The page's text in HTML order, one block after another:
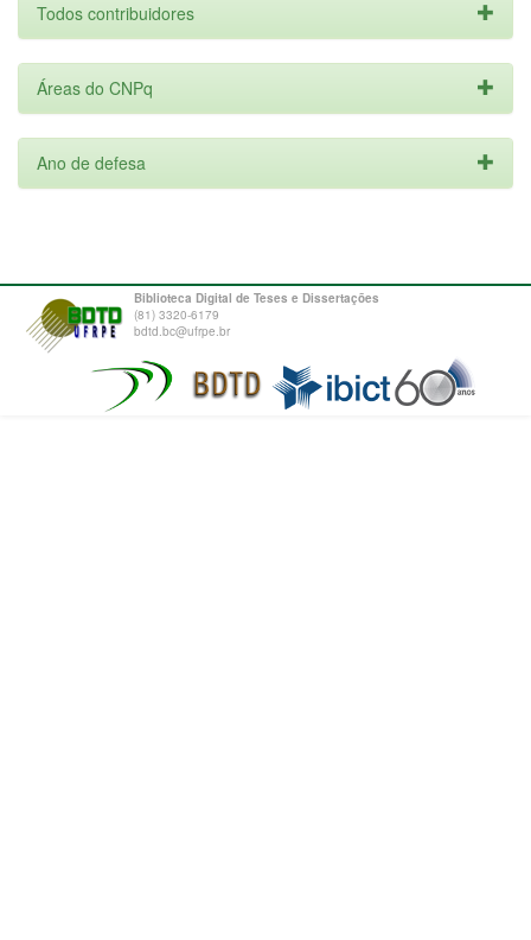
Todos contribuidores
Áreas do CNPq
Ano de defesa
Biblioteca Digital de Teses e Dissertações
(81) 3320-6179
bdtd.bc@ufrpe.br